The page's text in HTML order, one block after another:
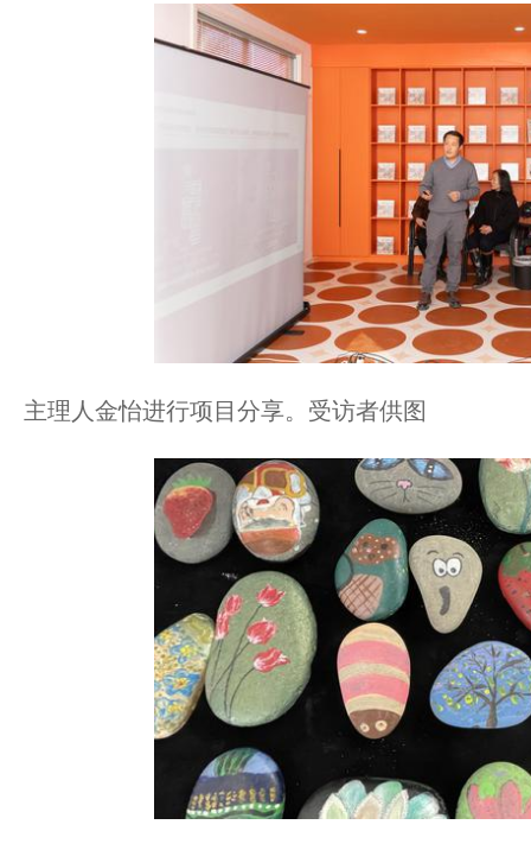
主理人金怡进行项目分享。受访者供图